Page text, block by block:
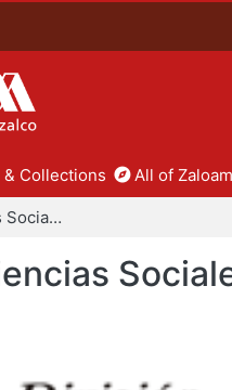
Collections All of
División de Ciencias Sociales y Humanidades